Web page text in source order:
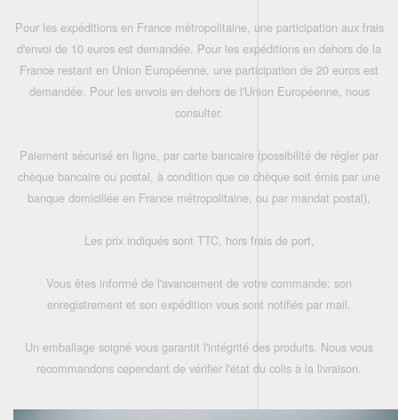
Pour les expéditions en France métropolitaine, une participation aux frais
d'envoi de 10 euros est demandée. Pour les expéditions en dehors de la
France restant en Union Européenne, une participation de 20 euros est
demandée. Pour les envois en dehors de l'Union Européenne, nous
consulter.
Paiement sécurisé en ligne, par carte bancaire (possibilité de régler par
chèque bancaire ou postal, à condition que ce chèque soit émis par une
banque domiciliée en France métropolitaine, ou par mandat postal),
Les prix indiqués sont TTC, hors frais de port,
Vous êtes informé de l'avancement de votre commande: son
enregistrement et son expédition vous sont notifiés par mail.
Un emballage soigné vous garantit l'intégrité des produits. Nous vous
recommandons cependant de vérifier l'état du colis à la livraison.